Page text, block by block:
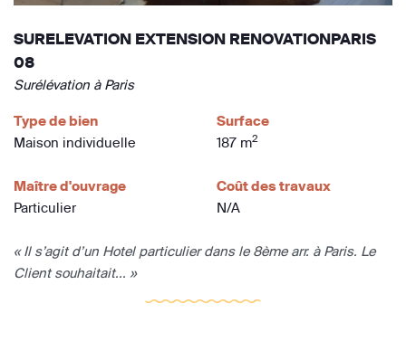
SURELEVATION EXTENSION RENOVATIONPARIS
08
Surélévation à Paris
Type de bien
Maison individuelle
Surface
187 m2
Maître d'ouvrage
Particulier
Coût des travaux
N/A
« Il s’agit d’un Hotel particulier dans le 8ème arr. à Paris. Le
Client souhaitait... »